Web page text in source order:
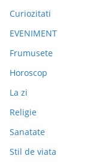
Curiozitati
EVENIMENT
Frumusete
Horoscop
La zi
Religie
Sanatate
Stil de viata